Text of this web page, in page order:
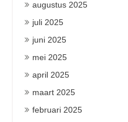
augustus 2025
juli 2025
juni 2025
mei 2025
april 2025
maart 2025
februari 2025